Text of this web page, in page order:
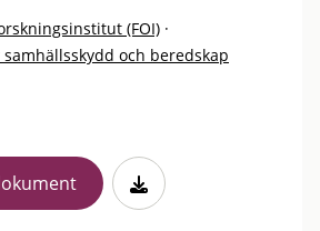
(FOI) ·
och beredskap